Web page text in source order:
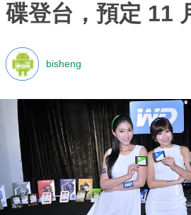
碟登台，預定 11
bisheng